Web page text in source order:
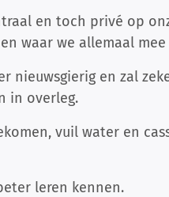
en toch privé op
waar we allemaal mee
nieuwsgierig en zal
in overleg.
vuil water en
leren kennen.